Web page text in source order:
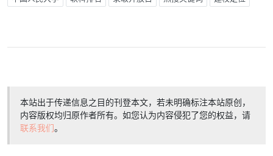
本站出于传递信息之目的刊登本文，若未明确标注本站原创，
内容版权均归原作者所有。如您认为内容侵犯了您的权益，请
联系我们。